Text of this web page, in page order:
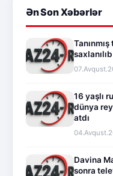
Ən Son Xəbərlər
saxlanılıb
16 yaşlı
dünya
atdı
Davina
sonra